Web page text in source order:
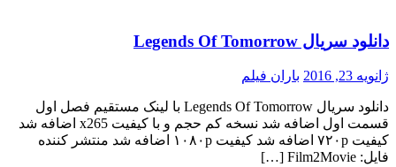
دانلود سریال Legends Of Tomorrow
ژانویه 23, 2016 باران فیلم
دانلود سریال Legends Of Tomorrow با لینک مستقیم فصل اول
قسمت اول اضافه شد نسخه کم حجم و با کیفیت x265 اضافه شد
کیفیت ۷۲۰p اضافه شد کیفیت ۱۰۸۰p اضافه شد منتشر کننده
فایل: Film2Movie […]